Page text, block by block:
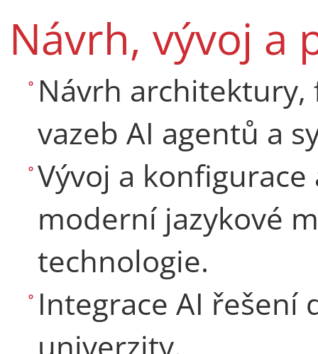
Návrh, vývoj a
Návrh
vazeb AI agentů a
Vývoj a
moderní jazykové
technologie.
Integrace AI řešení
univerzity.